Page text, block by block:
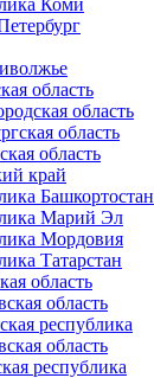
Коми
область
область
область
область
край
Башкортостан
Марий Эл
Мордовия
Татарстан
область
область
республика
область
республика